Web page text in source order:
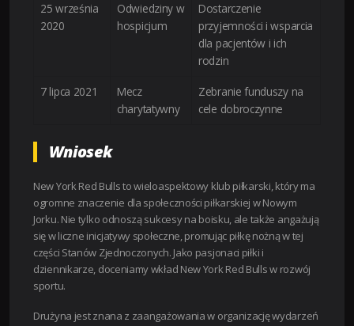
25 września
2020
Odwiedziny w
hospicjum
Dostarczenie
przyjemności i wsparcia
dla pacjentów i ich
rodzin
7 lipca 2021
Mecz
charytatywny
Zebranie funduszy na
cele dobroczynne
Wniosek
New York Red Bulls to wieloaspektowy klub piłkarski, który ma
ogromne znaczenie dla społeczności piłkarskiej w Nowym
Jorku. Nie tylko odnoszą sukcesy na boisku, ale także angażują
się w liczne inicjatywy społeczne, promując piłkę nożną w tej
części Stanów Zjednoczonych. Jako pasjonaci piłki i
dziennikarze, doceniamy wkład New York Red Bulls w rozwój
sportu.
Drużyna jest znana z zaangażowania w organizację wydarzeń